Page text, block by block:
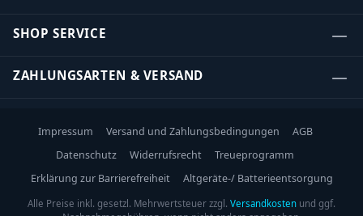
SHOP SERVICE
ZAHLUNGSARTEN & VERSAND
Impressum Versand und Zahlungsbedingungen
AGB
Datenschutz
Widerrufsrecht
Treueprogramm
Erklärung zur Barrierefreiheit
Altgeräte-/ Batterieentsorgung
Alle Preise inkl. gesetzl. Mehrwertsteuer zzgl. Versandkosten und ggf.